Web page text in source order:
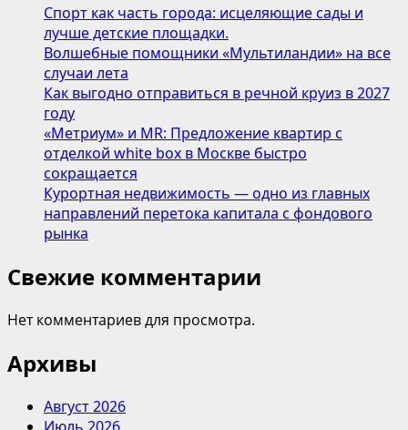
Спорт как часть города: исцеляющие сады и
лучше детские площадки.
Волшебные помощники «Мультиландии» на все
случаи лета
Как выгодно отправиться в речной круиз в 2027
году
«Метриум» и MR: Предложение квартир с
отделкой white box в Москве быстро
сокращается
Курортная недвижимость — одно из главных
направлений перетока капитала с фондового
рынка
Свежие комментарии
Нет комментариев для просмотра.
Архивы
Август 2026